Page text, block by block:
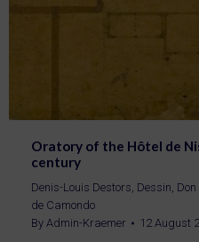
Oratory of the Hôtel de
century
Denis-Louis Destors, Dessin,
de Camondo
By Admin-Kraemer 12 August